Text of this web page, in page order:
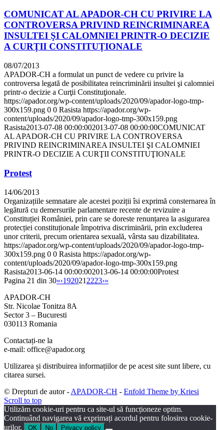
COMUNICAT AL APADOR-CH CU PRIVIRE LA
CONTROVERSA PRIVIND REINCRIMINAREA
INSULTEI ŞI CALOMNIEI PRINTR-O DECIZIE
A CURŢII CONSTITUŢIONALE
08/07/2013
APADOR-CH a formulat un punct de vedere cu privire la
controversa legată de posibilitatea reincriminării insultei şi calomniei
printr-o decizie a Curţii Constituţionale.
https://apador.org/wp-content/uploads/2020/09/apador-logo-tmp-
300x159.png 0 0 Rasista https://apador.org/wp-
content/uploads/2020/09/apador-logo-tmp-300x159.png
Rasista2013-07-08 00:00:002013-07-08 00:00:00COMUNICAT
AL APADOR-CH CU PRIVIRE LA CONTROVERSA
PRIVIND REINCRIMINAREA INSULTEI ŞI CALOMNIEI
PRINTR-O DECIZIE A CURŢII CONSTITUŢIONALE
Protest
14/06/2013
Organizațiile semnatare ale acestei poziții îsi exprimă consternarea în
legătură cu demersurile parlamentare recente de revizuire a
Constituției României, prin care se doreste renunțarea la asigurarea
protecției constituționale împotriva discriminării, prin excluderea
unor criterii, precum orientarea sexuală, vârsta sau dizabilitatea.
https://apador.org/wp-content/uploads/2020/09/apador-logo-tmp-
300x159.png 0 0 Rasista https://apador.org/wp-
content/uploads/2020/09/apador-logo-tmp-300x159.png
Rasista2013-06-14 00:00:002013-06-14 00:00:00Protest
Pagina 21 din 30«‹192021 2223›»
APADOR-CH
Str. Nicolae Tonitza 8A
Sector 3 – Bucuresti
030113 Romania
Contactați-ne la
e-mail: office@apador.org
Utilizarea și distribuirea informațiilor de pe acest site sunt libere, cu
citarea sursei.
© Drepturi de autor - APADOR-CH - Enfold Theme by Kriesi
Scroll to top
Utilizăm cookie-uri pentru ca site-ul să funcționeze optim.
Continuând navigarea vă exprimați acordul pentru folosirea cookie-
urilor.
OK No Privacy policy